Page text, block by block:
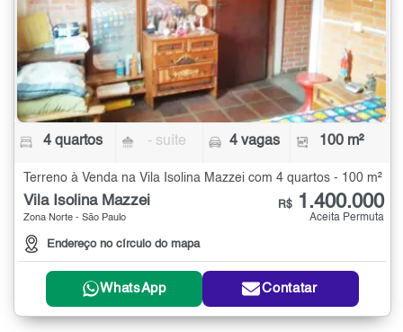
4 quartos - suíte 4 vagas 100 m²
Terreno à Venda na Vila Isolina Mazzei com 4 quartos - 100 m²
Vila Isolina Mazzei
Zona Norte - São Paulo
Endereço no círculo do mapa
R$ 1.400.000
Aceita Permuta
WhatsApp Contatar